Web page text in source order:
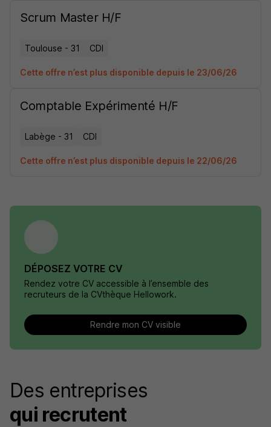
Scrum Master H/F
Toulouse - 31 CDI
Cette offre n’est plus disponible depuis le 23/06/26
Comptable Expérimenté H/F
Labège - 31 CDI
Cette offre n’est plus disponible depuis le 22/06/26
DÉPOSEZ VOTRE CV
Rendez votre CV accessible à l’ensemble des
recruteurs de la CVthèque Hellowork.
Rendre mon CV visible
Des entreprises
qui recrutent